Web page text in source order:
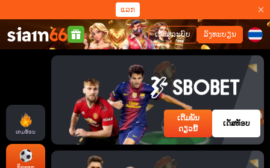
ແລກ
ລົງທະບຽນ
ເຂົ້າສູ່ລະບົບ
ເກມຮ້ອນ
ເດີມພັນ
ດຽວນີ້
ເດັສທັອບ